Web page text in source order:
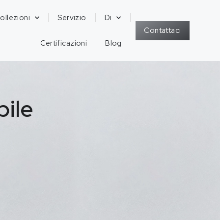
Servizio Di
Certificazioni Blog
Contattaci